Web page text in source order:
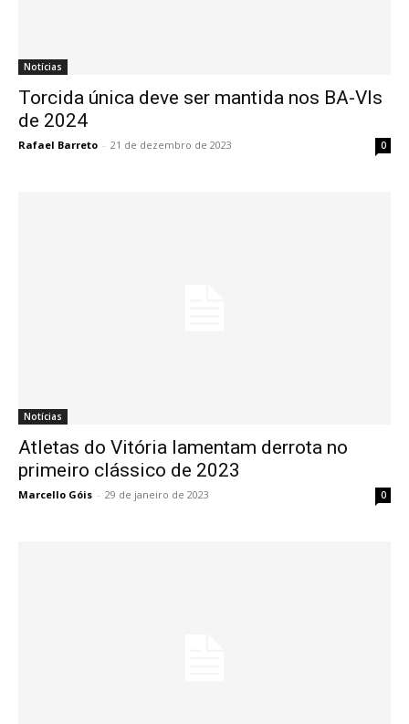
Notícias
Torcida única deve ser mantida nos BA-VIs
de 2024
Rafael Barreto - 21 de dezembro de 2023 0
Notícias
Atletas do Vitória lamentam derrota no
primeiro clássico de 2023
Marcello Góis - 29 de janeiro de 2023 0